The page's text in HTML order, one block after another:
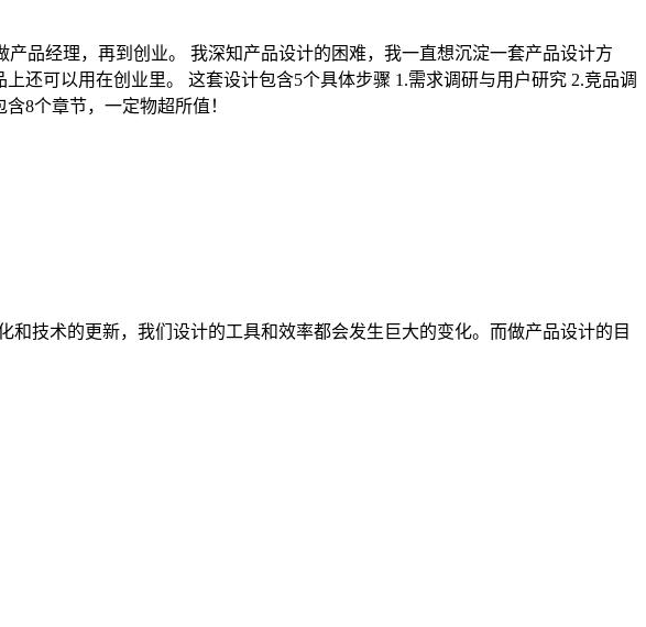
品经理，再到创业。 我深知产品设计的困难，我一直想沉淀一套产品设计方
还可以用在创业里。 这套设计包含5个具体步骤 1.需求调研与用户研究 2.竞品调
8个章节，一定物超所值！
技术的更新，我们设计的工具和效率都会发生巨大的变化。而做产品设计的目